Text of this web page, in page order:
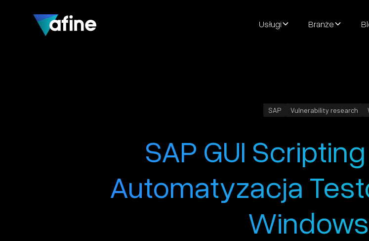
Usługi Branże
SAP Vulnerability research
SAP GUI
Automatyzacja